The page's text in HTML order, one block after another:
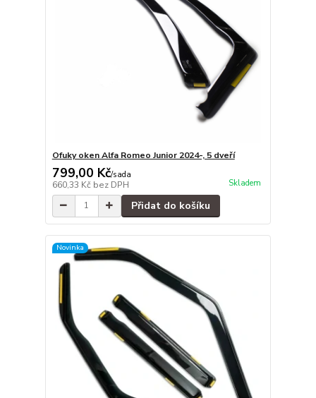
Ofuky oken Alfa Romeo Junior 2024-, 5 dveří
799,00 Kč/sada
660,33 Kč bez DPH Skladem
Přidat do košíku
Novinka